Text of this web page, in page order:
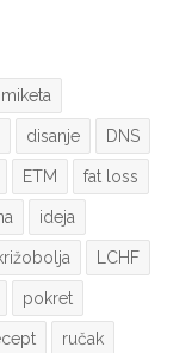
disanje DNS
ETM fat loss
ideja
LCHF
pokret
ručak